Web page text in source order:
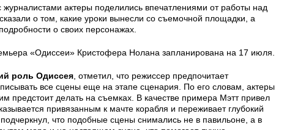
актеры поделились впечатлениями от работы над
о том, какие уроки вынесли со съемочной площадки, а
о своих персонажах.
«Одиссеи» Кристофера Нолана запланирована на 17 июля.
роль Одиссея , отметил, что режиссер предпочитает
все сцены еще на этапе сценария. По его словам, актеры
предстоит делать на съемках. В качестве примера Мэтт привел
привязанным к мачте корабля и переживает глубокий
что подобные сцены снимались не в павильоне, а в